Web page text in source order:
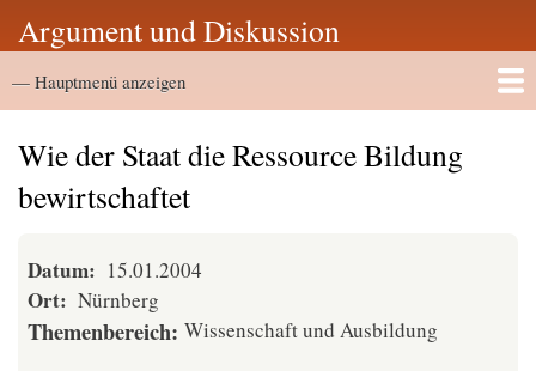
Direkt
zum
Argument und Diskussion
— Hauptmenü anzeigen
Startseite
Vortragsarchiv
Wie der Staat die Ressource Bildung
bewirtschaftet
Datum 15.01.2004
Ort Nürnberg
Themenbereich Wissenschaft und Ausbildung